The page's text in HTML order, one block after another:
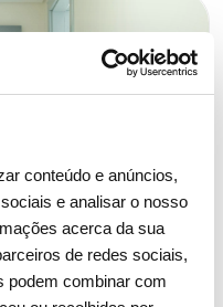
conteúdo e anúncios,
e analisar o nosso
acerca da sua
de redes sociais,
podem combinar com